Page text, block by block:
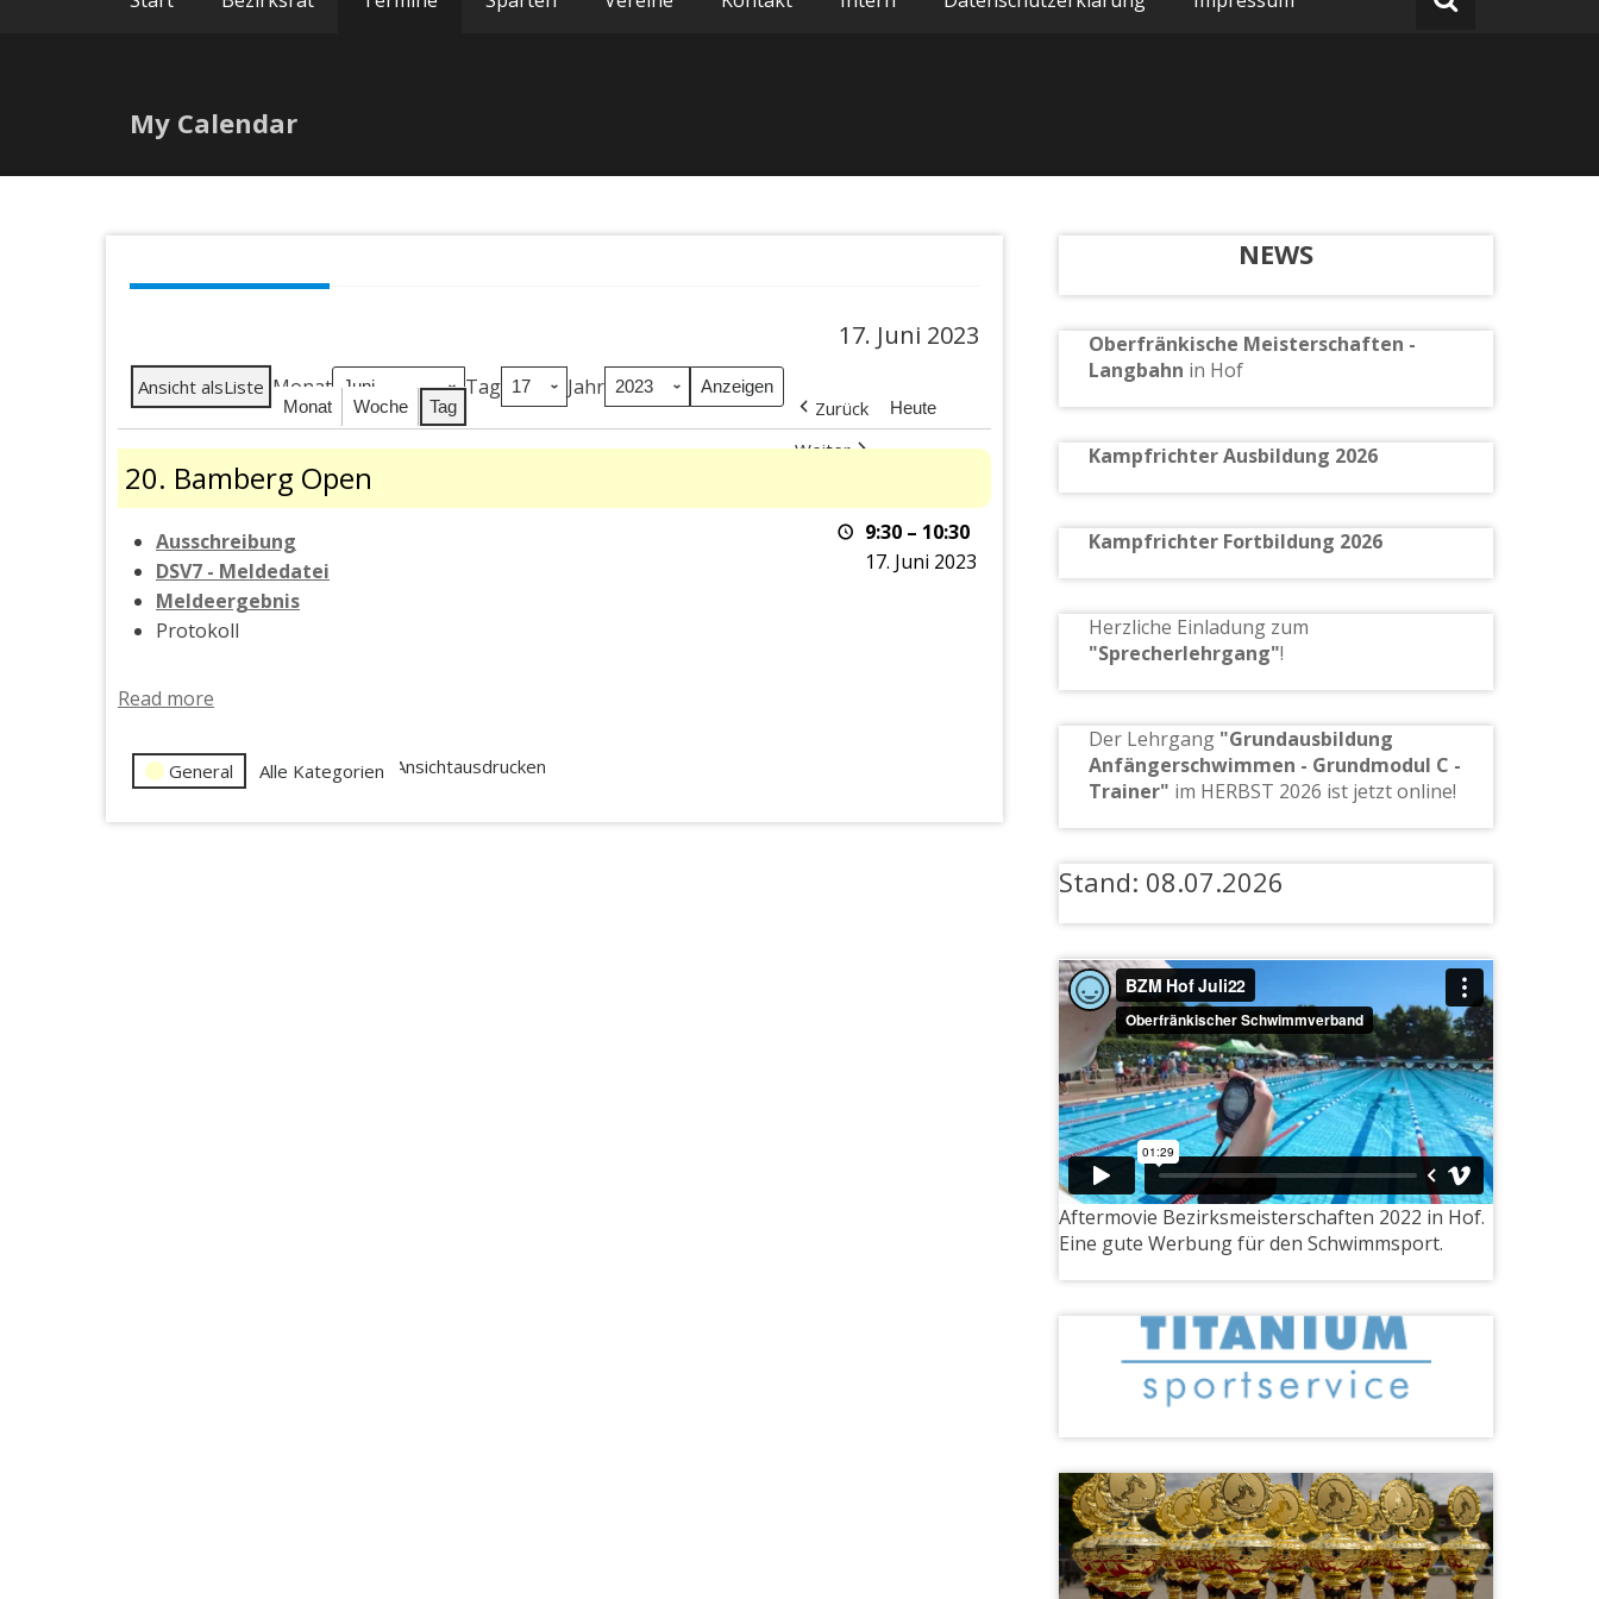
My Calendar
17. Juni 2023
Ansicht alsListe
Monat Woche Tag
Monat Tag Jahr
Zurück Heute
Weiter
20.
Bamberg
Open
20. Bamberg Open
9:30 – 10:30
17. Juni 2023
Ausschreibung
DSV7 - Meldedatei
Meldeergebnis
Protokoll
Read more
Veranstaltungskategorien
General Alle Kategorien Ansichtausdrucken
NEWS
Oberfränkische Meisterschaften -
Langbahn in Hof
Kampfrichter Ausbildung 2026
Kampfrichter Fortbildung 2026
Herzliche Einladung zum
"Sprecherlehrgang"!
Der Lehrgang "Grundausbildung
Anfängerschwimmen - Grundmodul C -
Trainer" im HERBST 2026 ist jetzt online!
Stand: 08.07.2026
Aftermovie Bezirksmeisterschaften 2022 in Hof.
Eine gute Werbung für den Schwimmsport.